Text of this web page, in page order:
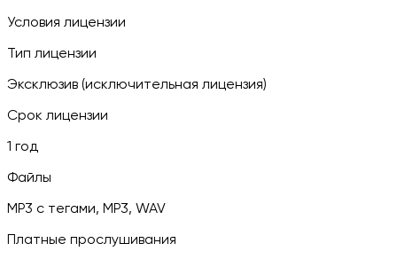
Условия лицензии
Тип лицензии
Эксклюзив (исключительная лицензия)
Срок лицензии
1 год
Файлы
MP3 c тегами, MP3, WAV
Платные прослушивания